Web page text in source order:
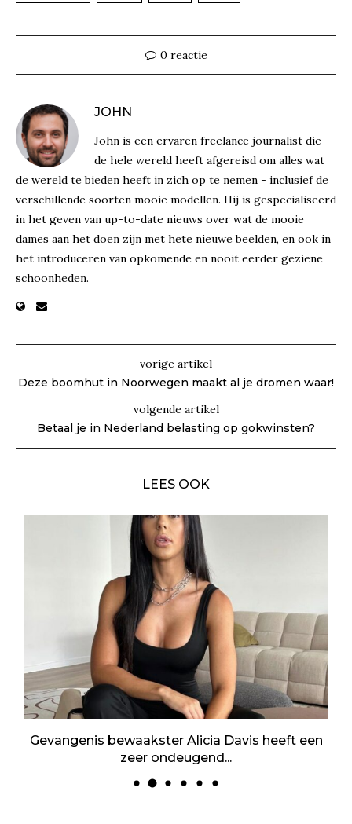
0 reactie
JOHN
John is een ervaren freelance journalist die
de hele wereld heeft afgereisd om alles wat
de wereld te bieden heeft in zich op te nemen - inclusief de
verschillende soorten mooie modellen. Hij is gespecialiseerd
in het geven van up-to-date nieuws over wat de mooie
dames aan het doen zijn met hete nieuwe beelden, en ook in
het introduceren van opkomende en nooit eerder geziene
schoonheden.
vorige artikel
Deze boomhut in Noorwegen maakt al je dromen waar!
volgende artikel
Betaal je in Nederland belasting op gokwinsten?
LEES OOK
Gevangenis bewaakster Alicia Davis heeft een
zeer ondeugend...